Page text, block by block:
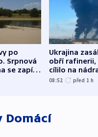
po
Srpnová
se zapíše
Ukrajina
obří rafinerii,
cílilo na
autobus
08:52 před 1 h
Domácí